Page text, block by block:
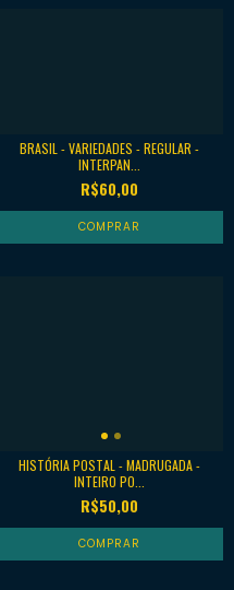
BRASIL - VARIEDADES - REGULAR -
INTERPAN...
R$60,00
HISTÓRIA POSTAL - MADRUGADA -
INTEIRO PO...
R$50,00